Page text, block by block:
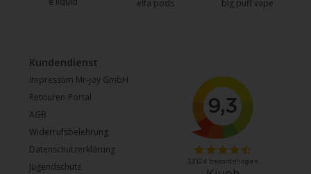
elfa pods big puff vape
Kundendienst
Impressum Mr-joy GmbH
Retouren-Portal
AGB
Widerrufsbelehrung
Datenschutzerklärung
Jugendschutz